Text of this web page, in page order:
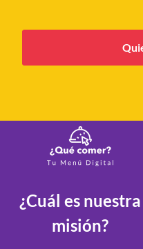
¿Cuál es nuestra
misión?